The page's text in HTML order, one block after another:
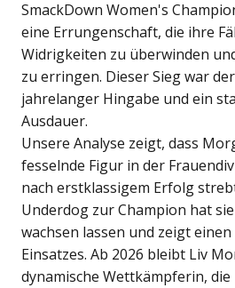
SmackDown Women's
eine Errungenschaft, die ihre
Widrigkeiten zu überwinden
zu erringen. Dieser Sieg war
jahrelanger Hingabe und ein
Ausdauer.
Unsere Analyse zeigt, dass
fesselnde Figur in der
nach erstklassigem Erfolg
Underdog zur Champion hat
wachsen lassen und zeigt
Einsatzes. Ab 2026 bleibt Liv
dynamische Wettkämpferin,